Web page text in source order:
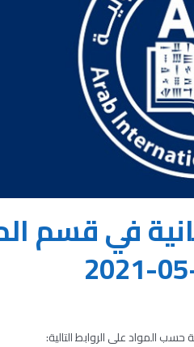
في قسم
حسب المواد على الروابط التالية: